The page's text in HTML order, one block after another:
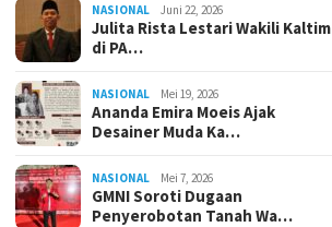
NASIONAL Juni 22, 2026
Julita Rista Lestari Wakili Kaltim
di PA…
NASIONAL Mei 19, 2026
Ananda Emira Moeis Ajak
Desainer Muda Ka…
NASIONAL Mei 7, 2026
GMNI Soroti Dugaan
Penyerobotan Tanah Wa…